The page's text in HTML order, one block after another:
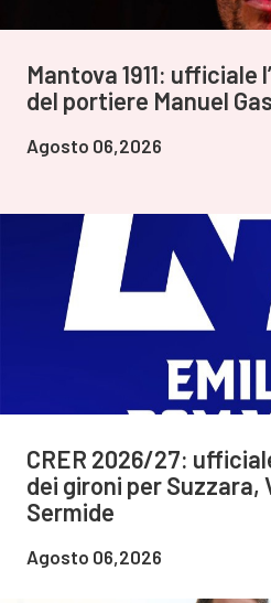
Mantova 1911: ufficiale
del portiere Manuel
Agosto 06,2026
CRER 2026/27:
dei gironi per Suzzara,
Sermide
Agosto 06,2026